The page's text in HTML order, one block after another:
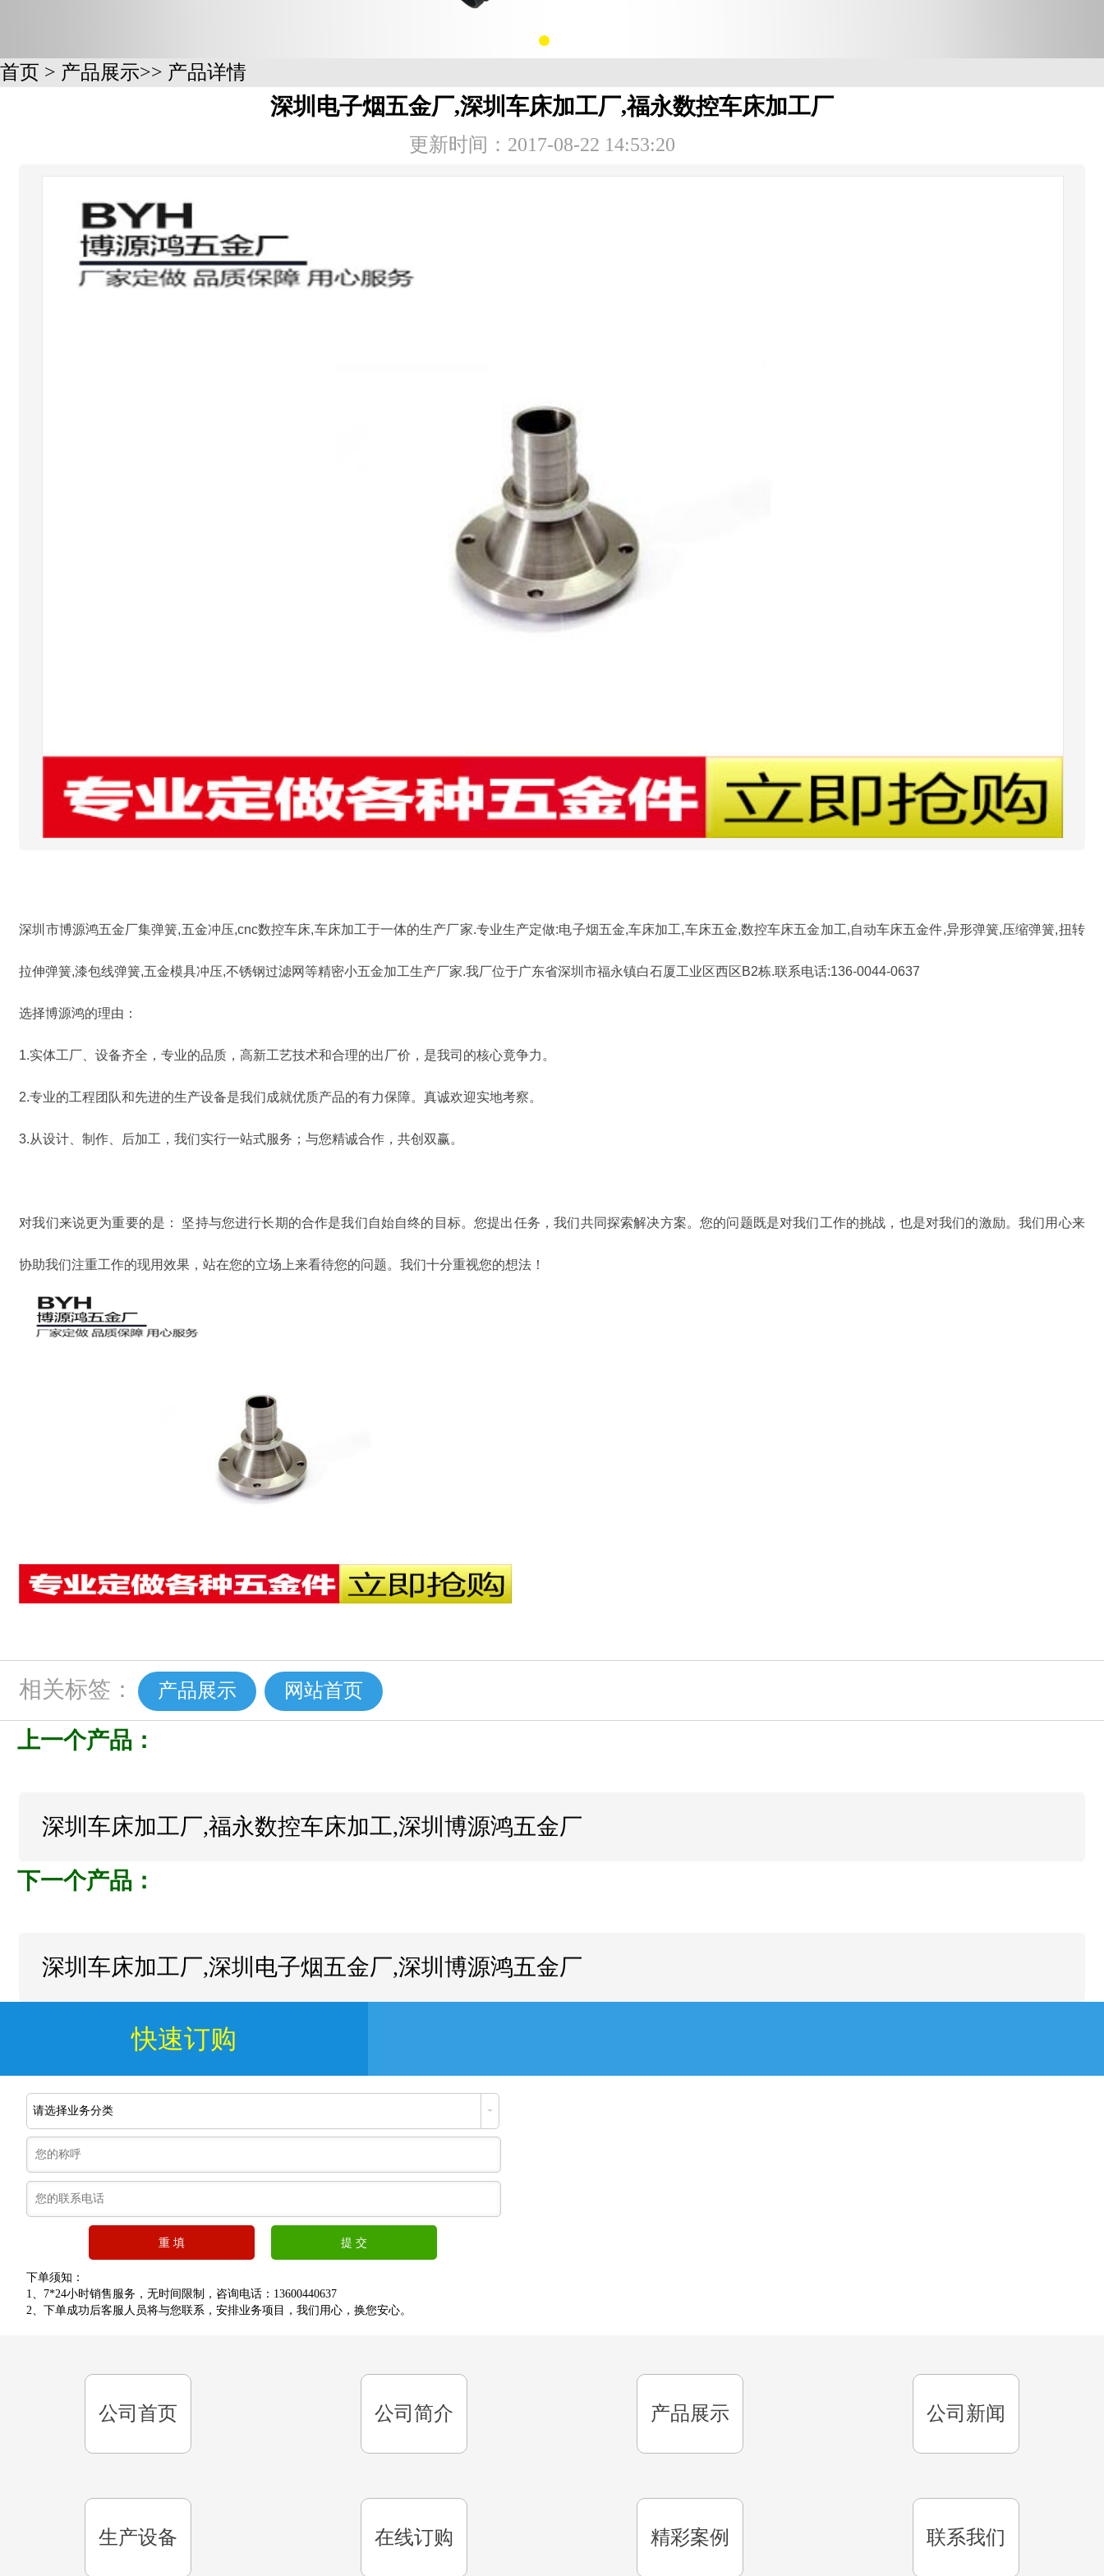
首页 > 产品展示>> 产品详情
深圳电子烟五金厂,深圳车床加工厂,福永数控车床加工厂
更新时间：2017-08-22 14:53:20
深圳市博源鸿五金厂集弹簧,五金冲压,cnc数控车床,车床加工于一体的生产厂家.专业生产定做:电子烟五金,车床加工,车床五金,数控车床五金加工,自动车床五金件,异形弹簧,压缩弹簧,扭转
拉伸弹簧,漆包线弹簧,五金模具冲压,不锈钢过滤网等精密小五金加工生产厂家.我厂位于广东省深圳市福永镇白石厦工业区西区B2栋.联系电话:136-0044-0637
选择博源鸿的理由：
1.实体工厂、设备齐全，专业的品质，高新工艺技术和合理的出厂价，是我司的核心竟争力。
2.专业的工程团队和先进的生产设备是我们成就优质产品的有力保障。真诚欢迎实地考察。
3.从设计、制作、后加工，我们实行一站式服务；与您精诚合作，共创双赢。
对我们来说更为重要的是： 坚持与您进行长期的合作是我们自始自终的目标。您提出任务，我们共同探索解决方案。您的问题既是对我们工作的挑战，也是对我们的激励。我们用心来
协助我们注重工作的现用效果，站在您的立场上来看待您的问题。我们十分重视您的想法！
相关标签： 产品展示 网站首页
上一个产品：
深圳车床加工厂,福永数控车床加工,深圳博源鸿五金厂
下一个产品：
深圳车床加工厂,深圳电子烟五金厂,深圳博源鸿五金厂
快速订购
请选择业务分类
重 填 提 交
下单须知：
1、7*24小时销售服务，无时间限制，咨询电话：13600440637
2、下单成功后客服人员将与您联系，安排业务项目，我们用心，换您安心。
公司首页 公司简介 产品展示 公司新闻
生产设备 在线订购 精彩案例 联系我们